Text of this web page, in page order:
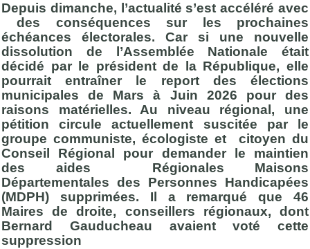
Depuis dimanche, l’actualité s’est accéléré avec
des conséquences sur les prochaines
échéances électorales. Car si une nouvelle
dissolution de l’Assemblée Nationale était
décidé par le président de la République, elle
pourrait entraîner le report des élections
municipales de Mars à Juin 2026 pour des
raisons matérielles. Au niveau régional, une
pétition circule actuellement suscitée par le
groupe communiste, écologiste et citoyen du
Conseil Régional pour demander le maintien
des aides Régionales Maisons
Départementales des Personnes Handicapées
(MDPH) supprimées. Il a remarqué que 46
Maires de droite, conseillers régionaux, dont
Bernard Gauducheau avaient voté cette
suppression